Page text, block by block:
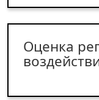
Оценка